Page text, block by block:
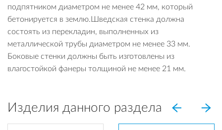
подпятником диаметром не менее 42 мм, который
бетонируется в землю.Шведская стенка должна
состоять из перекладин, выполненных из
металлической трубы диаметром не менее 33 мм.
Боковые стенки должны быть изготовлены из
влагостойкой фанеры толщиной не менее 21 мм.
Изделия данного раздела